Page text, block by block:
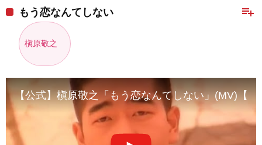
playlist_add
もう恋なんてしない
槇原敬之
【公式】槇原敬之「もう恋なんてしない」(MV)【